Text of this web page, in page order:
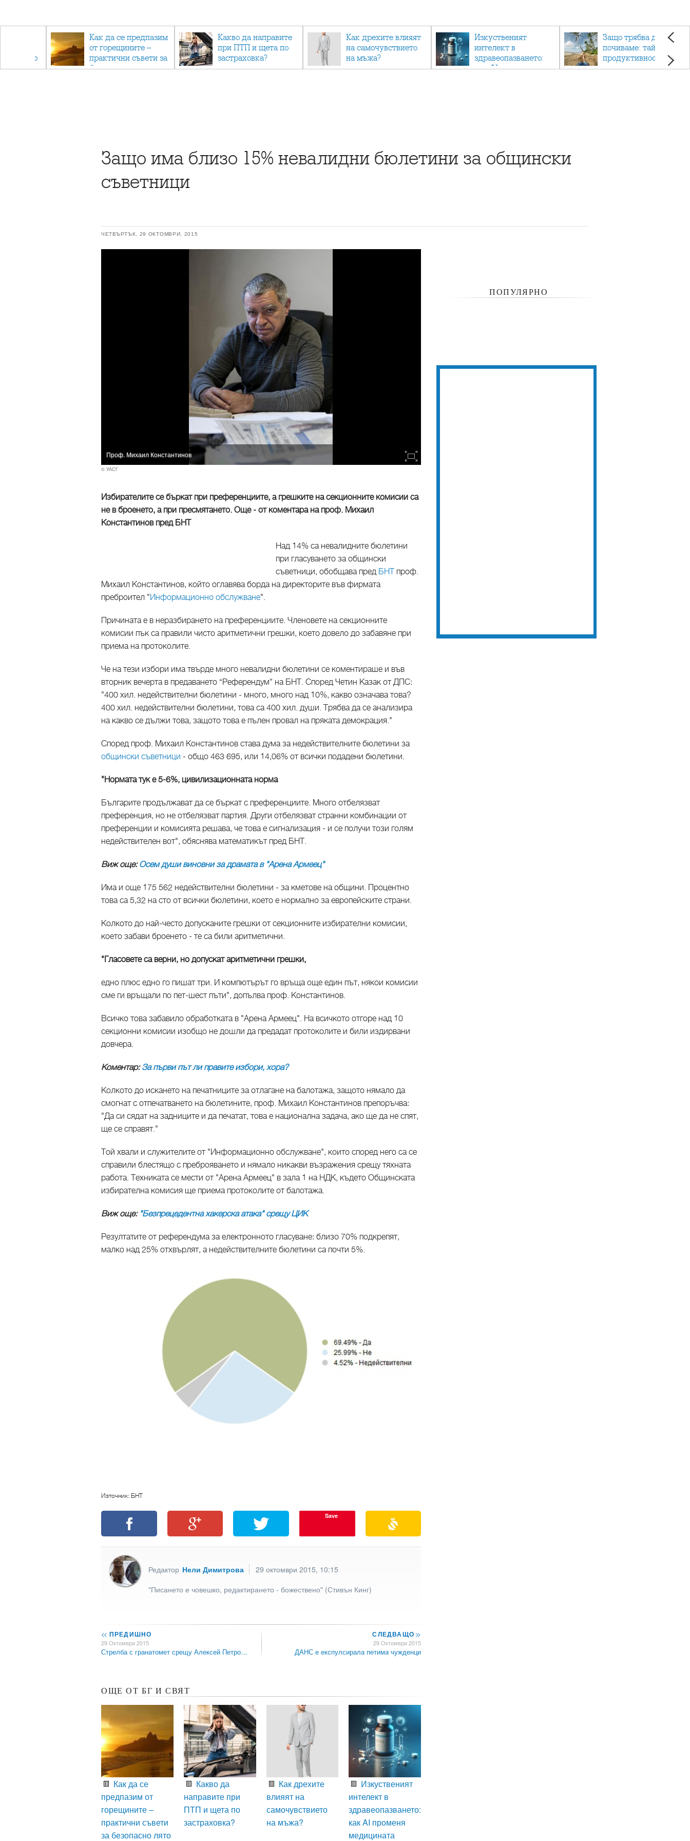
отново
Как да се предпазим
от горещините –
практични съвети за
безопасно лято
Какво да направите
при ПТП и щета по
застраховка?
Как дрехите влияят
на самочувствието
на мъжа?
Изкуственият
интелект в
здравеопазването:
как AI променя
Защо трябва да си
почиваме: тайната на
продуктивността,
здравето и добрия
Защо има близо 15% невалидни бюлетини за общински
съветници
ЧЕТВЪРТЪК, 29 ОКТОМВРИ, 2015
Проф. Михаил Константинов
© УАСГ
Избирателите се бъркат при преференциите, а грешките на секционните комисии са
не в броенето, а при пресмятането. Още - от коментара на проф. Михаил
Константинов пред БНТ
Над 14% са невалидните бюлетини
при гласуването за общински
съветници, обобщава пред БНТ проф.
Михаил Константинов, който оглавява борда на директорите във фирмата
преброител "Информационно обслужване".
Причината е в неразбирането на преференциите. Членовете на секционните
комисии пък са правили чисто аритметични грешки, което довело до забавяне при
приема на протоколите.
Че на тези избори има твърде много невалидни бюлетини се коментираше и във
вторник вечерта в предаването “Референдум” на БНТ. Според Четин Казак от ДПС:
"400 хил. недействителни бюлетини - много, много над 10%, какво означава това?
400 хил. недействителни бюлетини, това са 400 хил. души. Трябва да се анализира
на какво се дължи това, защото това е пълен провал на пряката демокрация."
Според проф. Михаил Константинов става дума за недействителните бюлетини за
общински съветници - общо 463 695, или 14,06% от всички подадени бюлетини.
"Нормата тук е 5-6%, цивилизационната норма
Българите продължават да се бъркат с преференциите. Много отбелязват
преференция, но не отбелязват партия. Други отбелязват странни комбинации от
преференции и комисията решава, че това е сигнализация - и се получи този голям
недействителен вот", обяснява математикът пред БНТ.
Виж още:Осем души виновни за драмата в "Арена Армеец"
Има и още 175 562 недействителни бюлетини - за кметове на общини. Процентно
това са 5,32 на сто от всички бюлетини, което е нормално за европейските страни.
Колкото до най-често допусканите грешки от секционните избирателни комисии,
което забави броенето - те са били аритметични.
"Гласовете са верни, но допускат аритметични грешки,
едно плюс едно го пишат три. И компютърът го връща още един път, някои комисии
сме ги връщали по пет-шест пъти", допълва проф. Константинов.
Всичко това забавило обработката в "Арена Армеец". На всичкото отгоре над 10
секционни комисии изобщо не дошли да предадат протоколите и били издирвани
довчера.
Коментар:За първи път ли правите избори, хора?
Колкото до искането на печатниците за отлагане на балотажа, защото нямало да
смогнат с отпечатването на бюлетините, проф. Михаил Константинов препоръчва:
"Да си сядат на задниците и да печатат, това е национална задача, ако ще да не спят,
ще се справят."
Той хвали и служителите от "Информационно обслужване", които според него са се
справили блестящо с преброяването и нямало никакви възражения срещу тяхната
работа. Техниката се мести от "Арена Армеец" в зала 1 на НДК, където Общинската
избирателна комисия ще приема протоколите от балотажа.
Виж още: "Безпрецедентна хакерска атака" срещу ЦИК
Резултатите от референдума за електронното гласуване: близо 70% подкрепят,
малко над 25% отхвърлят, а недействителните бюлетини са почти 5%.
Източник: БНТ
Save
Редактор Нели Димитрова
29 октомври 2015, 10:15
"Писането е човешко, редактирането - божествено" (Стивън Кинг)
<< ПРЕДИШНО
29 Октомври 2015
Стрелба с гранатомет срещу Алексей Петро…
СЛЕДВАЩО>>
29 Октомври 2015
ДАНС е експулсирала петима чужденци
ОЩЕ ОТ БГ И СВЯТ
Как да се
предпазим от
горещините –
практични съвети
за безопасно лято
Какво да
направите при
ПТП и щета по
застраховка?
Как дрехите
влияят на
самочувствието
на мъжа?
Изкуственият
интелект в
здравеопазването:
как AI променя
медицината
ПОПУЛЯРНО